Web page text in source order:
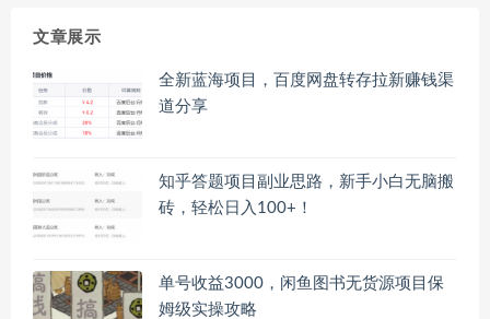
文章展示
全新蓝海项目，百度网盘转存拉新赚钱渠
道分享
知乎答题项目副业思路，新手小白无脑搬
砖，轻松日入100+！
单号收益3000，闲鱼图书无货源项目保
姆级实操攻略